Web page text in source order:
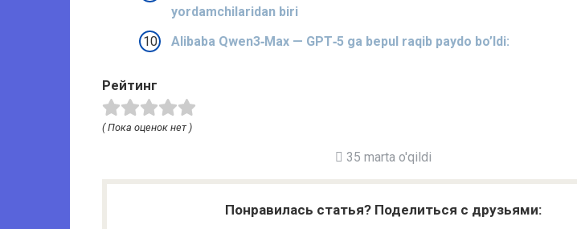
yordamchilaridan biri
Alibaba Qwen3‑Max — GPT‑5 ga bepul raqib paydo bo’ldi:
Рейтинг
( Пока оценок нет )
35 marta o'qildi
Понравилась статья? Поделиться с друзьями: